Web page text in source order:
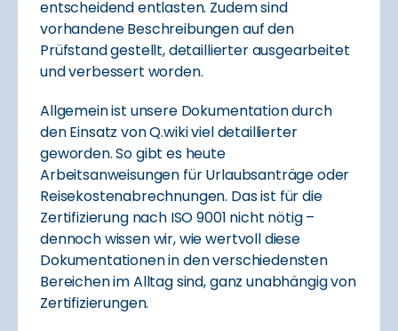
entscheidend entlasten. Zudem sind
vorhandene Beschreibungen auf den
Prüfstand gestellt, detaillierter ausgearbeitet
und verbessert worden.
Allgemein ist unsere Dokumentation durch
den Einsatz von Q.wiki viel detaillierter
geworden. So gibt es heute
Arbeitsanweisungen für Urlaubsanträge oder
Reisekostenabrechnungen. Das ist für die
Zertifizierung nach ISO 9001 nicht nötig –
dennoch wissen wir, wie wertvoll diese
Dokumentationen in den verschiedensten
Bereichen im Alltag sind, ganz unabhängig von
Zertifizierungen.